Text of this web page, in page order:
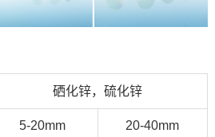
硒化锌，硫化锌
5-20mm 20-40mm